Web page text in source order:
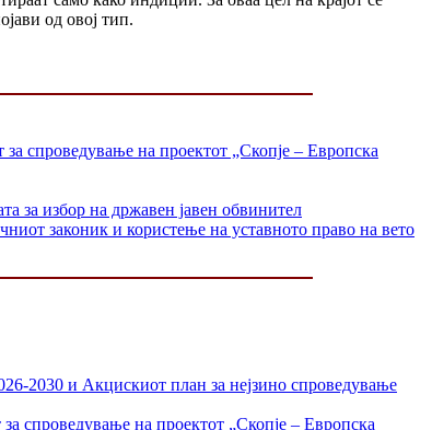
од овој тип.
спроведување на проектот „Скопје – Европска
за избор на државен јавен обвинител
законик и користење на уставното право на вето
2030 и Акцискиот план за нејзино спроведување
спроведување на проектот „Скопје – Европска